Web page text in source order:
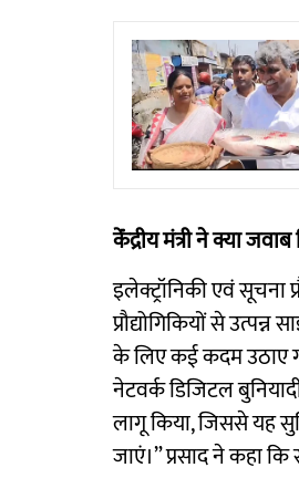
केंंद्रीय मंत्री ने क्या जवाब
इलेक्ट्रॉनिकी एवं सूचना
प्रौद्योगिकियों से
के लिए कई कदम उठाए
नेटवर्क डिजिटल
लागू किया, जिससे यह
जाएं।” प्रसाद ने कहा